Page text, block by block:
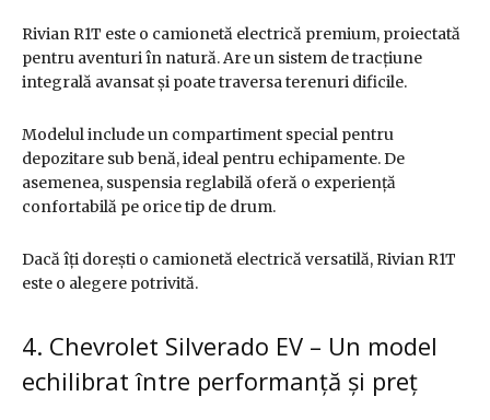
Rivian R1T este o camionetă electrică premium, proiectată
pentru aventuri în natură. Are un sistem de tracțiune
integrală avansat și poate traversa terenuri dificile.
Modelul include un compartiment special pentru
depozitare sub benă, ideal pentru echipamente. De
asemenea, suspensia reglabilă oferă o experiență
confortabilă pe orice tip de drum.
Dacă îți dorești o camionetă electrică versatilă, Rivian R1T
este o alegere potrivită.
4. Chevrolet Silverado EV – Un model
echilibrat între performanță și preț